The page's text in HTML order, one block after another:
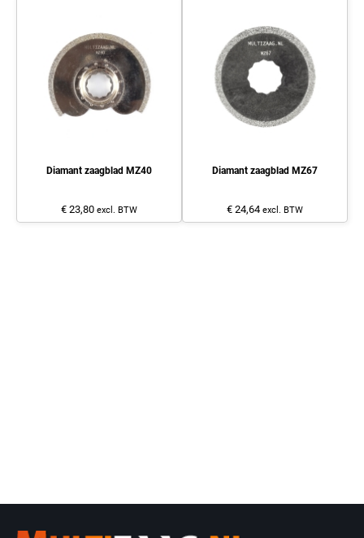
Diamant zaagblad MZ40
€ 23,80 excl. BTW
Diamant zaagblad MZ67
€ 24,64 excl. BTW